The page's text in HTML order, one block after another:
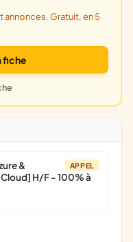
fiche
APPEL
&
H/F - 100% à